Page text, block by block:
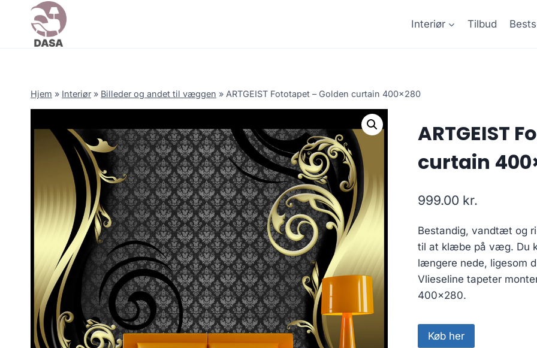
content
Interiør Tilbud
Hjem » Interiør » Billeder og andet til væggen » ARTGEIST Fototapet – Golden curtain 400×280
ARTGEIST
curtain
999.00 kr.
Bestandig, vandtæt og
til at klæbe på væg. Du
længere nede, ligesom
Vlieseline tapeter
400×280.
Køb her